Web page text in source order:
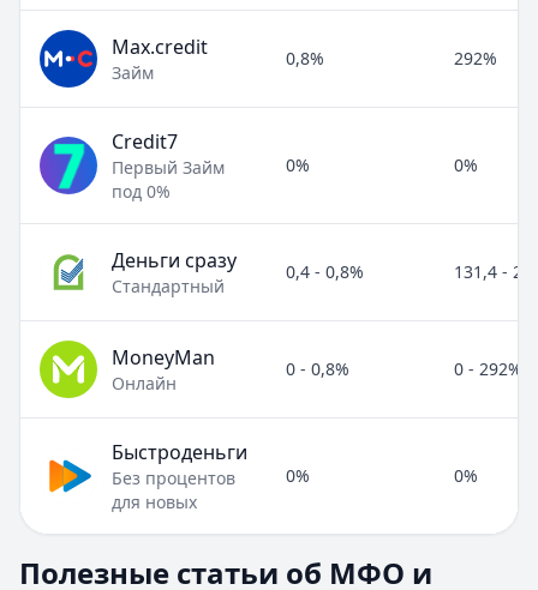
Max.credit
Займ
0,8% 292%
Credit7
Первый Займ
под 0%
0% 0%
Деньги сразу
Стандартный
0,4 - 0,8% 131,4 -
MoneyMan
Онлайн
0 - 0,8% 0 - 292%
Быстроденьги
Без процентов
для новых
0% 0%
Раздел:МФО и микрозаймы. Всего статей: 8.
Полезные статьи об МФО и